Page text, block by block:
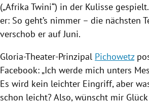
(„Afrika Twini“) in der Kulisse
er: So geht’s nimmer – die nächsten
verschob er auf Juni.
Gloria-Theater-Prinzipal Pichowetz
Facebook: „Ich werde mich unters
Es wird kein leichter Eingriff, aber
schon leicht? Also, wünscht mir